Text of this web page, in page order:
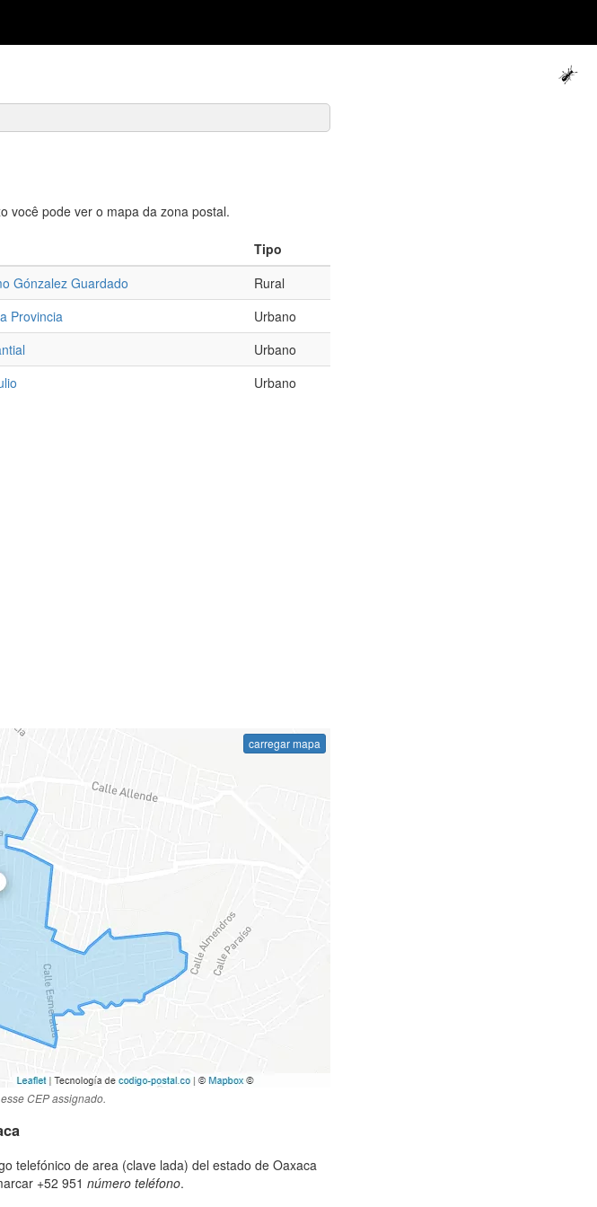
você pode ver o mapa da zona postal.
Tipo
Gónzalez Guardado
Rural
Provincia
Urbano
Urbano
Urbano
carregar mapa
CEP assignado.
telefónico de area (clave lada) del estado de Oaxaca
+52 951 número teléfono.